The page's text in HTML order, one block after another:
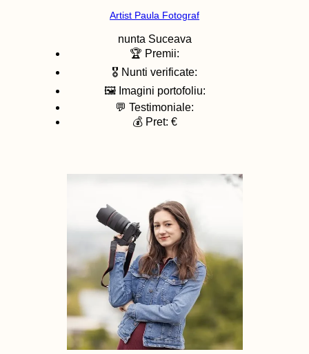
Artist Paula Fotograf
nunta Suceava
🏆 Premii:
🎖️ Nunti verificate:
🖼️ Imagini portofoliu:
💬 Testimoniale:
💰 Pret: €